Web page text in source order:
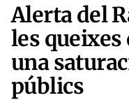
Alerta del
les queixes
una
públics